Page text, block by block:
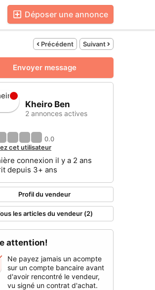
Déposer une annonce
Précédent Suivant
Envoyer message
Kheiro Ben
2 annonces actives
0.0
cet utilisateur
connexion il y a 2 ans
depuis 3+ ans
Profil du vendeur
les articles du vendeur (2)
attention!
Ne payez jamais un acompte
sur un compte bancaire avant
d'avoir rencontré le vendeur,
vu signé un contrat d'achat.